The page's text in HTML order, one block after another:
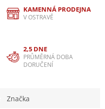
KAMENNÁ PRODEJNA
V OSTRAVĚ
2,5 DNE
PRŮMĚRNÁ DOBA
DORUČENÍ
Značka